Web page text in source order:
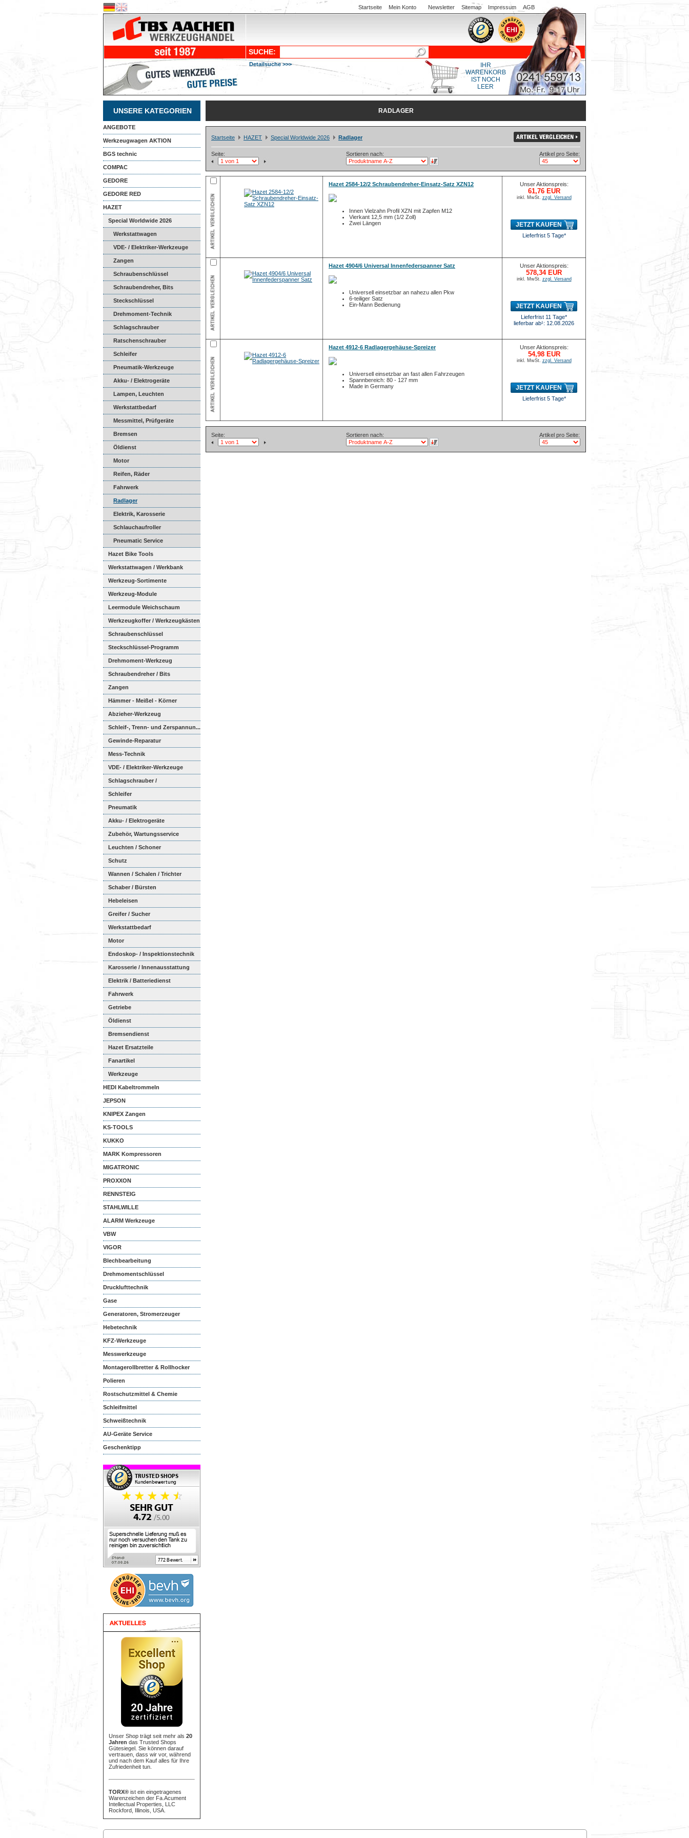
Startseite Mein Konto Newsletter Sitemap Impressum AGB
SUCHE:
Detailsuche >>>
IHR
WARENKORB
IST NOCH
LEER
UNSERE KATEGORIEN
ANGEBOTE
Werkzeugwagen AKTION
BGS technic
COMPAC
GEDORE
GEDORE RED
HAZET
Special Worldwide 2026
Werkstattwagen
VDE- / Elektriker-Werkzeuge
Zangen
Schraubenschlüssel
Schraubendreher, Bits
Steckschlüssel
Drehmoment-Technik
Schlagschrauber
Ratschenschrauber
Schleifer
Pneumatik-Werkzeuge
Akku- / Elektrogeräte
Lampen, Leuchten
Werkstattbedarf
Messmittel, Prüfgeräte
Bremsen
Öldienst
Motor
Reifen, Räder
Fahrwerk
Radlager
Elektrik, Karosserie
Schlauchaufroller
Pneumatic Service
Hazet Bike Tools
Werkstattwagen / Werkbank
Werkzeug-Sortimente
Werkzeug-Module
Weichschaumeinl...
Leermodule Weichschaum
Werkzeugkoffer / Werkzeugkästen
Schraubenschlüssel
Steckschlüssel-Programm
Drehmoment-Werkzeug
Schraubendreher / Bits
Zangen
Hämmer - Meißel - Körner
Abzieher-Werkzeug
Schleif-, Trenn- und Zerspannun...
Gewinde-Reparatur
Mess-Technik
VDE- / Elektriker-Werkzeuge
Schlagschrauber /
Ratschenschra...
Schleifer
Pneumatik
Akku- / Elektrogeräte
Zubehör, Wartungsservice
Leuchten / Schoner
Schutz
Wannen / Schalen / Trichter
Schaber / Bürsten
Hebeleisen
Greifer / Sucher
Werkstattbedarf
Motor
Endoskop- / Inspektionstechnik
Karosserie / Innenausstattung
Elektrik / Batteriedienst
Fahrwerk
Getriebe
Öldienst
Bremsendienst
Hazet Ersatzteile
Fanartikel
Werkzeuge
HEDI Kabeltrommeln
JEPSON
KNIPEX Zangen
KS-TOOLS
KUKKO
MARK Kompressoren
MIGATRONIC
PROXXON
RENNSTEIG
STAHLWILLE
ALARM Werkzeuge
VBW
VIGOR
Blechbearbeitung
Drehmomentschlüssel
Drucklufttechnik
Gase
Generatoren, Stromerzeuger
Hebetechnik
KFZ-Werkzeuge
Messwerkzeuge
Montagerollbretter & Rollhocker
Polieren
Rostschutzmittel & Chemie
Schleifmittel
Schweißtechnik
AU-Geräte Service
Geschenktipp
Unser Shop trägt seit mehr als 20
Jahren das Trusted Shops
Gütesiegel. Sie können darauf
vertrauen, dass wir vor, während
und nach dem Kauf alles für Ihre
Zufriedenheit tun.
TORX® ist ein eingetragenes
Warenzeichen der Fa.Acument
Intellectual Properties, LLC
Rockford, Illinois, USA.
RADLAGER
Startseite HAZET Special Worldwide 2026 Radlager
Seite: Sortieren nach: Artikel pro Seite:
Hazet 2584-12/2 Schraubendreher-Einsatz-Satz XZN12
Innen Vielzahn Profil XZN mit Zapfen M12
Vierkant 12,5 mm (1/2 Zoll)
Zwei Längen
Unser Aktionspreis:
61,76 EUR
inkl. MwSt. zzgl. Versand
JETZT KAUFEN
Lieferfrist 5 Tage*
Hazet 4904/6 Universal Innenfederspanner Satz
Universell einsetzbar an nahezu allen Pkw
6-teiliger Satz
Ein-Mann Bedienung
Unser Aktionspreis:
578,34 EUR
inkl. MwSt. zzgl. Versand
JETZT KAUFEN
Lieferfrist 11 Tage*
lieferbar ab¹: 12.08.2026
Hazet 4912-6 Radlagergehäuse-Spreizer
Universell einsetzbar an fast allen Fahrzeugen
Spannbereich: 80 - 127 mm
Made in Germany
Unser Aktionspreis:
54,98 EUR
inkl. MwSt. zzgl. Versand
JETZT KAUFEN
Lieferfrist 5 Tage*
Seite: Sortieren nach: Artikel pro Seite: